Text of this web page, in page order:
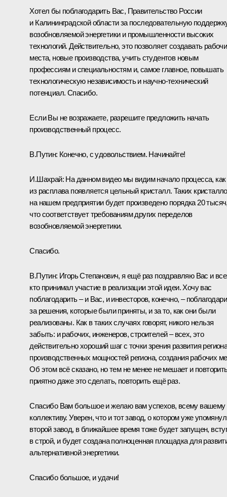
Хотел бы поблагодарить Вас, Правительство России
и Калининградской области за последовательную
возобновляемой энергетики и промышленности высоких
технологий. Действительно, это позволяет создавать
места, новые производства, учить студентов новым
профессиям и специальностям и, самое главное, повышать
технологическую независимость и научно-технический
потенциал. Спасибо.
Если Вы не возражаете, разрешите предложить начать
производственный процесс.
В.Путин: Конечно, с удовольствием. Начинайте!
И.Шахрай: На данном видео мы видим начало процесса, как
из расплава появляется цельный кристалл. Таких
на нашем предприятии будет произведено порядка 20
что соответствует требованиям других переделов
возобновляемой энергетики.
Спасибо.
В.Путин: Игорь Степанович, я ещё раз поздравляю Вас и
кто принимал участие в реализации этой идеи. Хочу вас
поблагодарить – и Вас, и инвесторов, конечно, –
за решения, которые были приняты, и за то, как они были
реализованы. Как в таких случаях говорят, никого нельзя
забыть: и рабочих, инженеров, строителей – всех, это
действительно хороший шаг с точки зрения развития
производственных мощностей региона, создания рабочих
Об этом всё сказано, но тем не менее не мешает и
приятно даже это сделать, повторить ещё раз.
Спасибо Вам большое и желаю вам успехов, всему вашему
коллективу. Уверен, что и тот завод, о котором уже
второй завод, в ближайшее время тоже будет запущен,
в строй, и будет создана полноценная площадка для
альтернативной энергетики.
Спасибо большое, и удачи!